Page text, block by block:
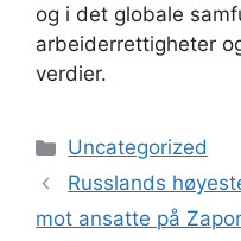
og i det globale
arbeiderrettigheter
verdier.
Kategorier
Uncategorized
Russlands
mot ansatte på